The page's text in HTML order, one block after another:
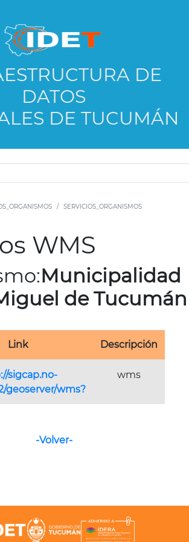
DE
DATOS
DE TUCUMÁN
SERVICIOS_ORGANISMOS
WMS
Municipalidad
de Tucumán
Link Descripción
sigcap.no-
geoserver/wms?
wms
-Volver-